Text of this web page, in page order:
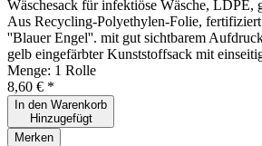
Wäschesack für infektiöse Wäsche, LDPE,
Aus Recycling-Polyethylen-Folie,
''Blauer Engel''. mit gut sichtbarem
gelb eingefärbter Kunststoffsack mit
Menge: 1 Rolle
8,60 € *
In den Warenkorb
Hinzugefügt
Merken